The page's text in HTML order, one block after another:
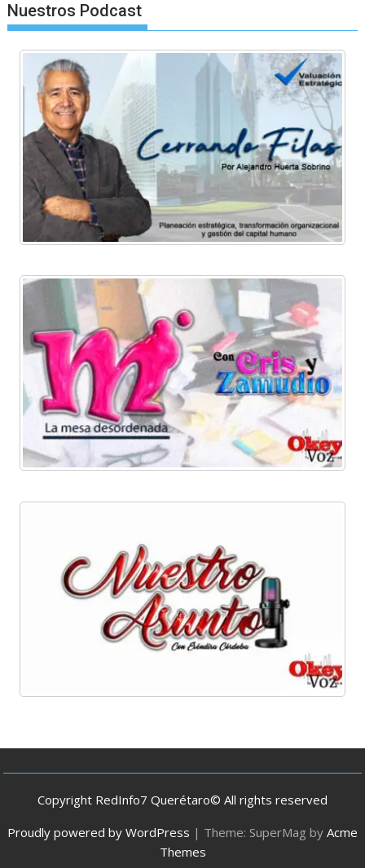
Nuestros Podcast
Copyright RedInfo7 Querétaro© All rights reserved
Proudly powered by WordPress | Theme: SuperMag by Acme
Themes